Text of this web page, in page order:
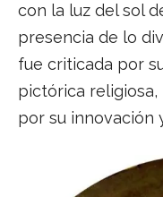
con la luz del sol
presencia de lo
fue criticada por
pictórica
por su innovación